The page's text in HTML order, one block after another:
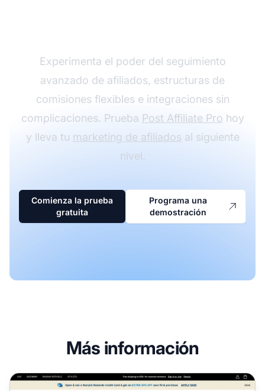
Experimenta el poder del seguimiento
avanzado de afiliados, estructuras de
comisiones flexibles e integraciones sin
complicaciones. Prueba Post Affiliate Pro hoy
y lleva tu marketing de afiliados al siguiente
nivel.
Comienza la prueba
gratuita
Programa una
demostración
Más información
Programa de Afiliados de Old Navy